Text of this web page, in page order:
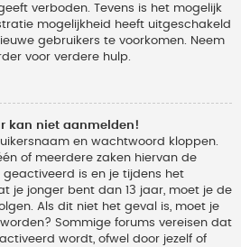
verboden. Tevens is het mogelijk
mogelijkheid heeft uitgeschakeld
gebruikers te voorkomen. Neem
voor verdere hulp.
kan niet aanmelden!
en wachtwoord kloppen.
of meerdere zaken hiervan de
geactiveerd is en je tijdens het
je jonger bent dan 13 jaar, moet je de
Als dit niet het geval is, moet je
Sommige forums vereisen dat
wordt, ofwel door jezelf of